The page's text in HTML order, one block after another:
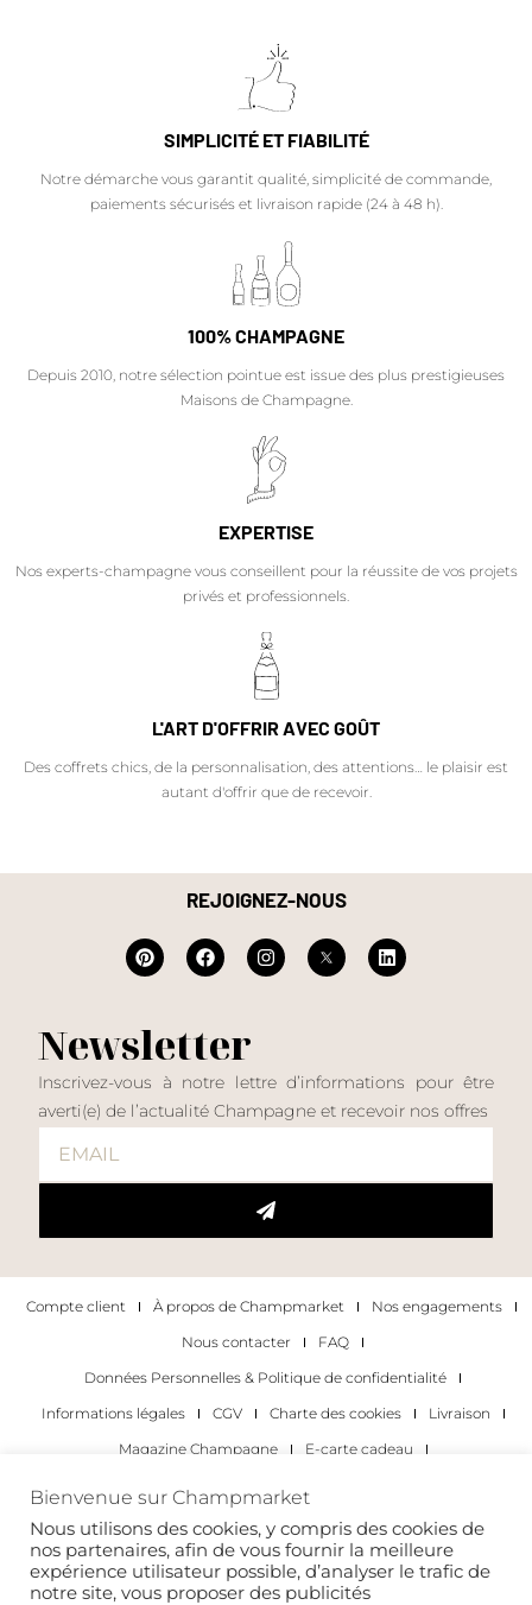
SIMPLICITÉ ET FIABILITÉ
Notre démarche vous garantit qualité, simplicité de commande,
paiements sécurisés et livraison rapide (24 à 48 h).
100% CHAMPAGNE
Depuis 2010, notre sélection pointue est issue des plus prestigieuses
Maisons de Champagne.
EXPERTISE
Nos experts-champagne vous conseillent pour la réussite de vos projets
privés et professionnels.
L'ART D'OFFRIR AVEC GOÛT
Des coffrets chics, de la personnalisation, des attentions… le plaisir est
autant d'offrir que de recevoir.
REJOIGNEZ-NOUS
Newsletter
Inscrivez-vous à notre lettre d’informations pour être
averti(e) de l’actualité Champagne et recevoir nos offres
Compte client À propos de Champmarket
Nos engagements
Nous contacter
FAQ
Données Personnelles & Politique de confidentialité
Informations légales
CGV Charte des cookies
Livraison
Magazine Champagne
E-carte cadeau
Les occasions pour déguster du champagne
Pour les particuliers
Pour les entreprises
Bienvenue sur Champmarket
Nous utilisons des cookies, y compris des cookies de
nos partenaires, afin de vous fournir la meilleure
expérience utilisateur possible, d’analyser le trafic de
notre site, vous proposer des publicités